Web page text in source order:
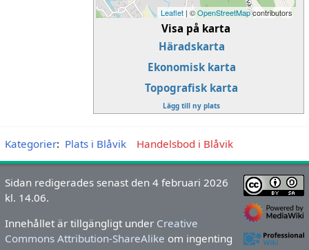
Leaflet | ©OpenStreetMapcontributors
Visa på karta
Häradskarta
Ekonomisk karta
Topografisk karta
Lägg till ny plats
Kategorier: Plats i Blåvik Handelsbod i Blåvik
Sidan redigerades senast den 4 februari 2026
kl. 14.06.
Innehållet är tillgängligt under Creative
Commons Attribution-ShareAlike om ingenting